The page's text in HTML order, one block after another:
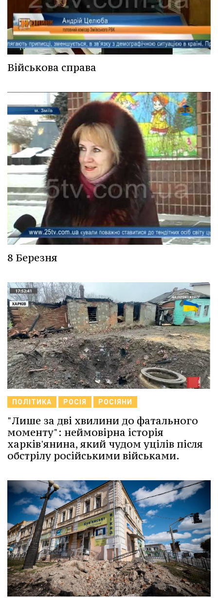
Військова справа
8 Березня
ПОЛІТИКА РОСІЯ РОСІЯНИ
"Лише за дві хвилини до фатального
моменту": неймовірна історія
харків'янина, який чудом уцілів після
обстрілу російськими військами.